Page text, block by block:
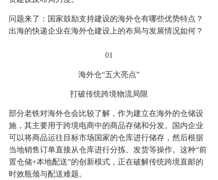
问题来了：国家鼓励支持建设的海外仓有哪些优势特点？
出海的快递企业在海外仓建设上的布局与发展情况如何？
01
海外仓“五大亮点”
打破传统跨境物流局限
部分老铁对海外仓会比较了解，作为建立在海外的仓储设
施，其主要用于‌跨境电商中的商品存储和分发。国内企业
可以将商品运往目标市场国家的仓库进行储存，然后根据
当地销售订单直接从仓库进行分拣、发货等操作。这种“前
置仓储+本地配送”的创新模式，正在破解传统跨境直邮的
时效瓶颈与配送难题。